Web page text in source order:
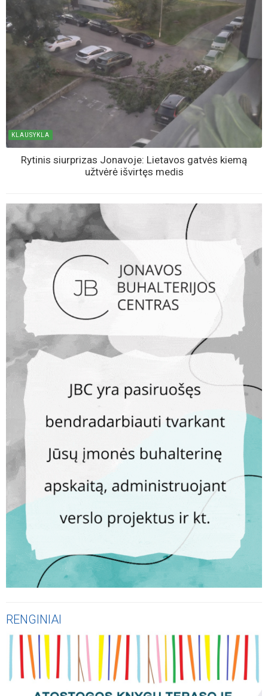
KLAUSYKLA
Rytinis siurprizas Jonavoje: Lietavos gatvės kiemą
užtvėrė išvirtęs medis
RENGINIAI